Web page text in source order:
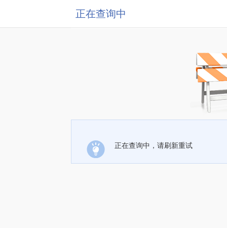
正在查询中
正在查询中，请刷新重试